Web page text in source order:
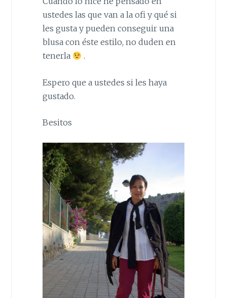
ustedes las que van a la ofi y qué si
les gusta y pueden conseguir una
blusa con éste estilo, no duden en
tenerla
.
Espero que a ustedes si les haya
gustado.
Besitos